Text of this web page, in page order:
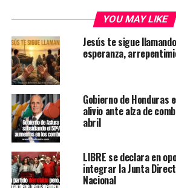
YOU MAY LIKE
Jesús te sigue
esperanza,
Gobierno de Honduras
alivio ante alza de
abril
LIBRE se declara en
integrar la Junta
Nacional